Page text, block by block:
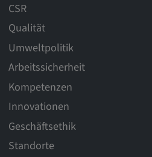
CSR
Qualität
Umweltpolitik
Arbeitssicherheit
Kompetenzen
Innovationen
Geschäftsethik
Standorte